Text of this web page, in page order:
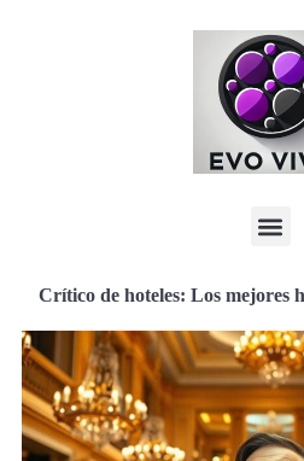
Crítico de hoteles: Los mejores